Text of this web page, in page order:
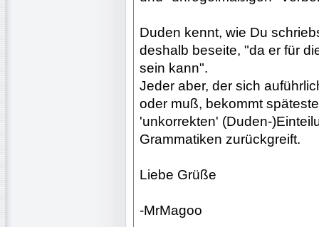
Duden kennt, wie Du
deshalb beseite, "da er für
sein kann".
Jeder aber, der sich
oder muß, bekommt
'unkorrekten' (Duden-
Grammatiken zurückgreift.
Liebe Grüße
-MrMagoo